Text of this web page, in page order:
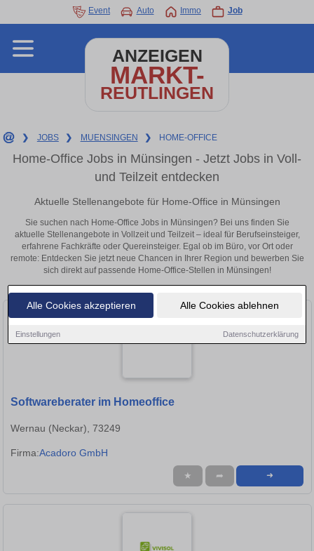
Alle Cookies akzeptieren Alle Cookies ablehnen
Einstellungen Datenschutzerklärung
Event Auto Immo Job
ANZEIGEN
MARKT-
REUTLINGEN
❯ JOBS ❯ MUENSINGEN ❯ HOME-OFFICE
Home-Office Jobs in Münsingen - Jetzt Jobs in Voll-
und Teilzeit entdecken
Aktuelle Stellenangebote für Home-Office in Münsingen
Sie suchen nach Home-Office Jobs in Münsingen? Bei uns finden Sie
aktuelle Stellenangebote in Vollzeit und Teilzeit – ideal für Berufseinsteiger,
erfahrene Fachkräfte oder Quereinsteiger. Egal ob im Büro, vor Ort oder
remote: Entdecken Sie jetzt neue Chancen in Ihrer Region und bewerben Sie
sich direkt auf passende Home-Office-Stellen in Münsingen!
Softwareberater im Homeoffice
Wernau (Neckar), 73249
Firma:Acadoro GmbH
★ ➦ ➜